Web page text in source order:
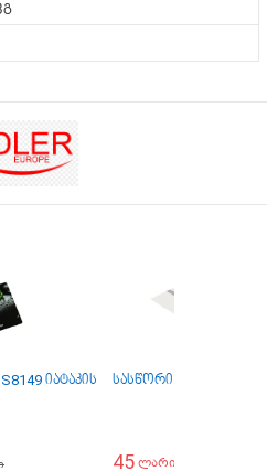
იატაკის სასწორი იატაკის
45 ლარი